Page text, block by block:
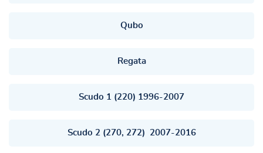
Qubo
Regata
Scudo 1 (220) 1996-2007
Scudo 2 (270, 272) 2007-2016